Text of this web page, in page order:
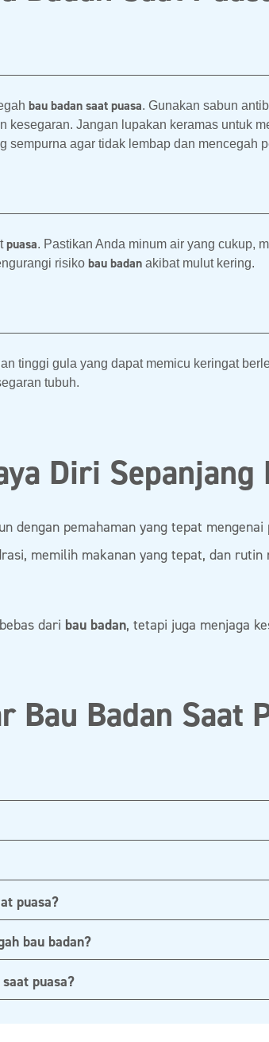
bau badan saat puasa. Gunakan sabun
Jangan lupakan keramas untuk
agar tidak lembap dan mencegah
puasa. Pastikan Anda minum air yang cukup,
risiko bau badan akibat mulut kering.
tinggi gula yang dapat memicu keringat
tubuh.
Diri Sepanjang
dengan pemahaman yang tepat
memilih makanan yang tepat, dan
dari bau badan, tetapi juga menjaga
Bau Badan Saat
puasa?
bau badan?
puasa?